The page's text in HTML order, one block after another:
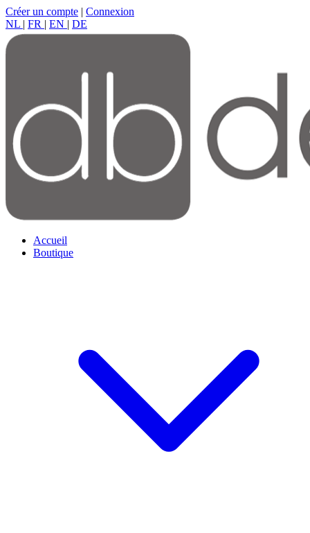
Créer un compte | Connexion
NL | FR | EN | DE
Accueil
Boutique